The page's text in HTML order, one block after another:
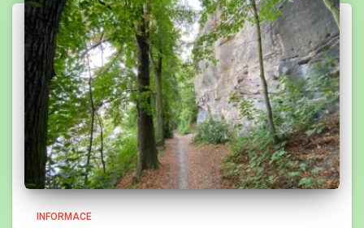
INFORMACE